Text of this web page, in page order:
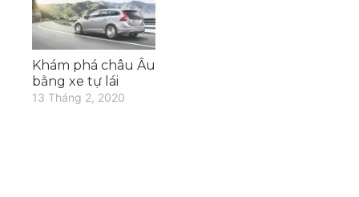
Khám phá châu Âu
bằng xe tự lái
13 Tháng 2, 2020